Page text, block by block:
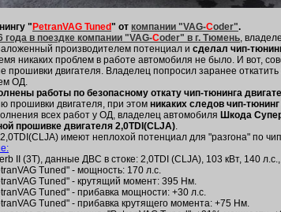
" PetranVAG Tuned" от компании "VAG-Coder".
года в поездке компании "VAG-Coder" в г. Тюмень,
производителем потенциал и сделал чип-
никаких проблем в работе автомобиля не было. И вот,
прошивки двигателя. Владелец попросил заранее
ОД.
работы по безопасному откату чип-тюнинга
прошивки двигателя, при этом никаких следов чип-
всех работ у ОД, владелец автомобиля Шкода
прошивке двигателя 2,0TDI(CLJA).
имеют неплохой потенциал для "разгона" по
II (3T), данные ДВС в стоке: 2,0TDI (CLJA), 103 кВт, 140
Tuned" - мощность: 170 л.с.
Tuned" - крутящий момент: 395 Нм.
Tuned" - прибавка мощности: +30 л.с.
Tuned" - прибавка крутящего момента: +75 Нм.